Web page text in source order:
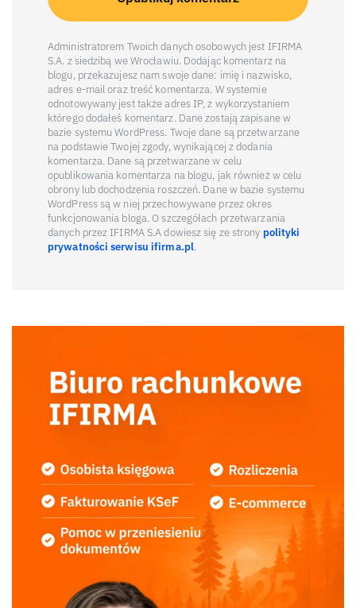
Administratorem Twoich danych osobowych jest IFIRMA
S.A. z siedzibą we Wrocławiu. Dodając komentarz na
blogu, przekazujesz nam swoje dane: imię i nazwisko,
adres e-mail oraz treść komentarza. W systemie
odnotowywany jest także adres IP, z wykorzystaniem
którego dodałeś komentarz. Dane zostają zapisane w
bazie systemu WordPress. Twoje dane są przetwarzane
na podstawie Twojej zgody, wynikającej z dodania
komentarza. Dane są przetwarzane w celu
opublikowania komentarza na blogu, jak również w celu
obrony lub dochodzenia roszczeń. Dane w bazie systemu
WordPress są w niej przechowywane przez okres
funkcjonowania bloga. O szczegółach przetwarzania
danych przez IFIRMA S.A dowiesz się ze strony polityki
prywatności serwisu ifirma.pl.